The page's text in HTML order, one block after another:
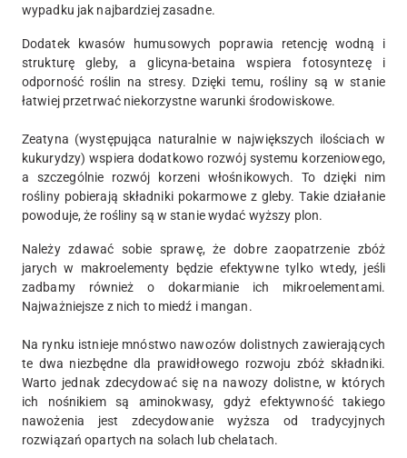
wypadku jak najbardziej zasadne.
Dodatek kwasów humusowych poprawia retencję wodną i
strukturę gleby, a glicyna-betaina wspiera fotosyntezę i
odporność roślin na stresy. Dzięki temu, rośliny są w stanie
łatwiej przetrwać niekorzystne warunki środowiskowe.
Zeatyna (występująca naturalnie w największych ilościach w
kukurydzy) wspiera dodatkowo rozwój systemu korzeniowego,
a szczególnie rozwój korzeni włośnikowych. To dzięki nim
rośliny pobierają składniki pokarmowe z gleby. Takie działanie
powoduje, że rośliny są w stanie wydać wyższy plon.
Należy zdawać sobie sprawę, że dobre zaopatrzenie zbóż
jarych w makroelementy będzie efektywne tylko wtedy, jeśli
zadbamy również o dokarmianie ich mikroelementami.
Najważniejsze z nich to miedź i mangan.
Na rynku istnieje mnóstwo nawozów dolistnych zawierających
te dwa niezbędne dla prawidłowego rozwoju zbóż składniki.
Warto jednak zdecydować się na nawozy dolistne, w których
ich nośnikiem są aminokwasy, gdyż efektywność takiego
nawożenia jest zdecydowanie wyższa od tradycyjnych
rozwiązań opartych na solach lub chelatach.